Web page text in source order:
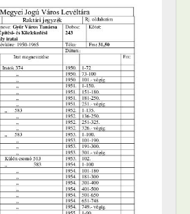
Megyei Városi Tanács V.B. Építési- és Közlekedési Osztály iratai, 1971–1989
Városi Tanács V.B. Ipari-, Kereskedelmi- és Mezőgazdasági Osztályának iratai, 1971–1989
Győr Megyei Városi Tanács V.B. Sport Osztály iratai, 1974–1989
Győr Megyei Városi Tanács V.B. Adóosztálya iratai, 1971–1988
Megyei Városi Tanács V.B. Szervezési és Gazdasági Osztály iratai, 1971–1989
Megyei Városi Tanács V.B. Szervezési és Jogi Osztály iratai, 1974–1980
Megyei Városi Tanács V.B. Kerületi Hivatal Titkárság iratai, 1971–1976
Megyei Városi Tanács V.B. Kerületi Hivatal Igazgatási Osztály iratai, 1971–1979
Megyei Városi Tanács V.B. Kerületi Hivatal Pénzügyi Osztály iratai, 1968–1979
Megyei Városi Tanács V.B. Kerületi Hivatal Műszaki Osztály iratai, 1972–1976
Városi Tanács V.B. Kerületi Hivatal Ipari-, Kereskedelmi- és Mezőgazdasági Osztály iratai, 1971–1979
Városi Tanács V.B. Kerület Hivatal Egészségügyi és Szociálpolitikai Osztály iratai, 1973–1979
Városi Tanács V.B. Kerületi Hivatal Lakás és Helyiséggazdálkodási Osztály iratai, 1966–1985